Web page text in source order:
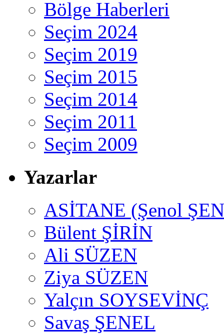
Bölge Haberleri
Seçim 2024
Seçim 2019
Seçim 2015
Seçim 2014
Seçim 2011
Seçim 2009
Yazarlar
ASİTANE (Şenol
Bülent ŞİRİN
Ali SÜZEN
Ziya SÜZEN
Yalçın SOYSEVİNÇ
Savaş ŞENEL